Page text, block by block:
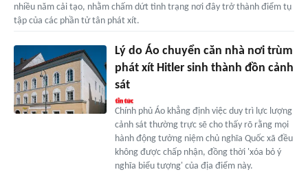
nhiều năm cải tạo, nhằm chấm dứt tình trạng nơi đây trở thành điểm tụ
tập của các phần tử tân phát xít.
Lý do Áo chuyển căn nhà nơi trùm
phát xít Hitler sinh thành đồn cảnh
sát
Chính phủ Áo khẳng định việc duy trì lực lượng
cảnh sát thường trực sẽ cho thấy rõ rằng mọi
hành động tưởng niệm chủ nghĩa Quốc xã đều
không được chấp nhận, đồng thời 'xóa bỏ ý
nghĩa biểu tượng' của địa điểm này.